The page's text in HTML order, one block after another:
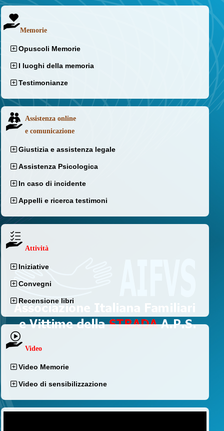
Memorie
Opuscoli Memorie
I luoghi della memoria
Testimonianze
Assistenza online
e comunicazione
Giustizia e assistenza legale
Assistenza Psicologica
In caso di incidente
Appelli e ricerca testimoni
Attività
Iniziative
Convegni
Recensione libri
Video
Video Memorie
Video di sensibilizzazione